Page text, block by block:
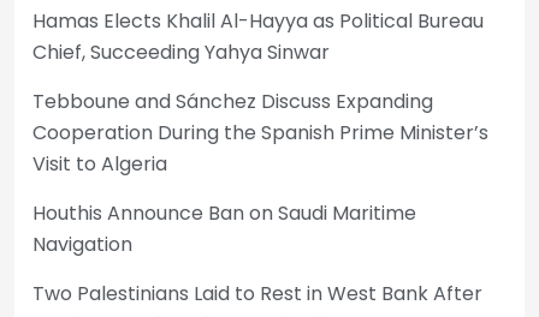
Hamas Elects Khalil Al-Hayya as Political Bureau
Chief, Succeeding Yahya Sinwar
Tebboune and Sánchez Discuss Expanding
Cooperation During the Spanish Prime Minister’s
Visit to Algeria
Houthis Announce Ban on Saudi Maritime
Navigation
Two Palestinians Laid to Rest in West Bank After